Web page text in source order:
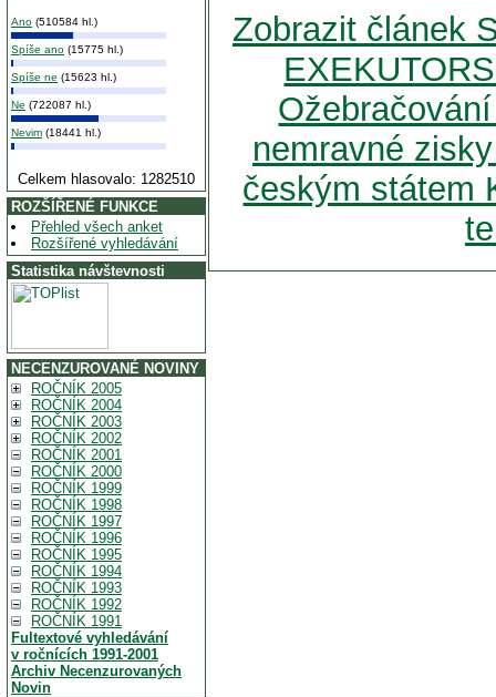
Ano (510584 hl.)
Spíše ano (15775 hl.)
Spíše ne (15623 hl.)
Ne (722087 hl.)
Nevim (18441 hl.)
Celkem hlasovalo: 1282510
ROZŠÍŘENÉ FUNKCE
Přehled všech anket
Rozšířené vyhledávání
Statistika návštevnosti
NECENZUROVANÉ NOVINY
ROČNÍK 2005
ROČNÍK 2004
ROČNÍK 2003
ROČNÍK 2002
ROČNÍK 2001
ROČNÍK 2000
ROČNÍK 1999
ROČNÍK 1998
ROČNÍK 1997
ROČNÍK 1996
ROČNÍK 1995
ROČNÍK 1994
ROČNÍK 1993
ROČNÍK 1992
ROČNÍK 1991
Fultextové vyhledávání
v ročnících 1991-2001
Archiv Necenzurovaných
Novin
Zobrazit článek
nemravné
českým státem